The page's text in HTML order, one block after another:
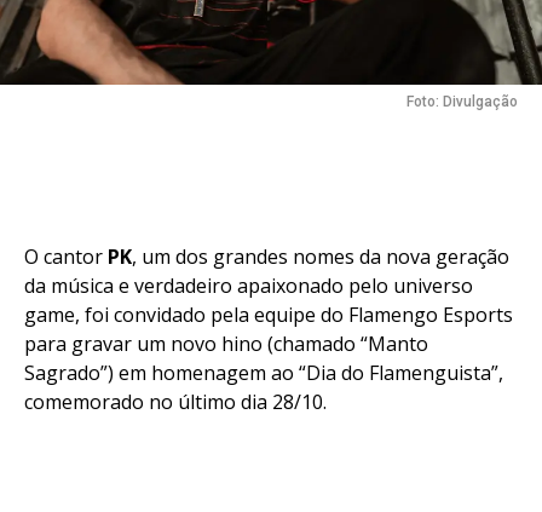
Foto: Divulgação
O cantor PK, um dos grandes nomes da nova geração
da música e verdadeiro apaixonado pelo universo
game, foi convidado pela equipe do Flamengo Esports
para gravar um novo hino (chamado “Manto
Sagrado”) em homenagem ao “Dia do Flamenguista”,
comemorado no último dia 28/10.
Flipboard
Reddit
Pinterest
Email